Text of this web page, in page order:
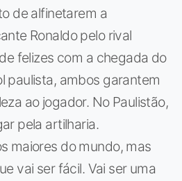
de alfinetarem a
Ronaldo pelo rival
felizes com a chegada do
paulista, ambos garantem
ao jogador. No Paulistão,
pela artilharia.
maiores do mundo, mas
vai ser fácil. Vai ser uma